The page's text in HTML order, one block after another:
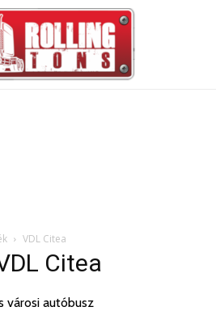
VDL Citea
Citea
városi autóbusz